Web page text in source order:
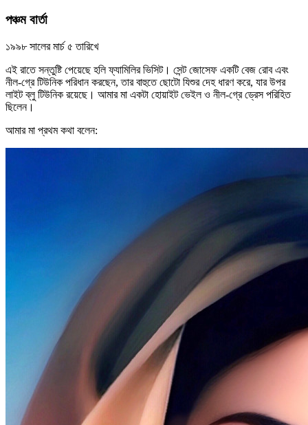
পঞ্চম বার্তা
১৯৯৮ সালের মার্চ ৫ তারিখে
এই রাতে সন্তুষ্টি পেয়েছে হলি ফ্যামিলির ভিসিট। সেন্ট জোসেফ একটি বেজ রোব এবং
নীল-গ্রে টিউনিক পরিধান করছেন, তার বাহুতে ছোটো যিশুর দেহ ধারণ করে, যার উপর
লাইট ব্লু টিউনিক রয়েছে। আমার মা একটা হোয়াইট ভেইল ও নীল-গ্রে ড্রেস পরিহিত
ছিলেন।
আমার মা প্রথম কথা বলেন: